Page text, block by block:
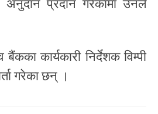
प्रदान गरेकामा उनले
कार्यकारी निर्देशक विम्पी
गरेका छन् ।